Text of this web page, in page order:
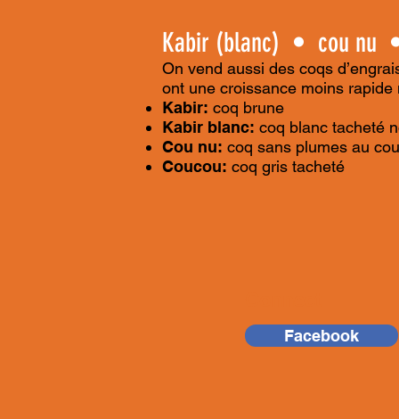
Kabir (blanc) • cou nu
On vend aussi des coqs
ont une croissance moins
Kabir: coq brune
Kabir blanc: coq blanc tacheté
Cou nu: coq sans plumes au cou
Coucou: coq gris tacheté
Facebook